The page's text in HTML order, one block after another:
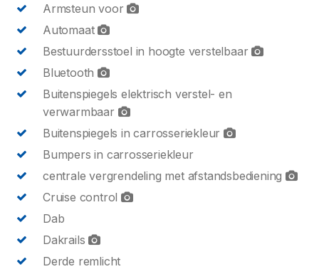
Armsteun voor
Automaat
Bestuurdersstoel in hoogte verstelbaar
Bluetooth
Buitenspiegels elektrisch verstel- en
verwarmbaar
Buitenspiegels in carrosseriekleur
Bumpers in carrosseriekleur
centrale vergrendeling met afstandsbediening
Cruise control
Dab
Dakrails
Derde remlicht